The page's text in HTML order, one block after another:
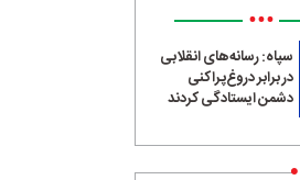
•••
سپاه: رسانه‌های انقلابی
در برابر دروغ‌پراکنی
دشمن ایستادگی کردند